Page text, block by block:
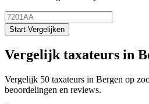
Start Vergelijken
Vergelijk taxateurs in
Vergelijk 50 taxateurs in Bergen op
beoordelingen en reviews.